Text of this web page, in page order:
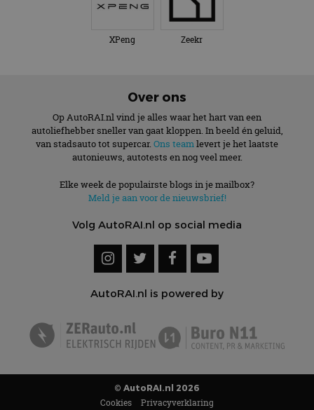
XPeng Zeekr
Over ons
Op AutoRAI.nl vind je alles waar het hart van een
autoliefhebber sneller van gaat kloppen. In beeld én geluid,
van stadsauto tot supercar. Ons teamlevert je het laatste
autonieuws, autotests en nog veel meer.
Elke week de populairste blogs in je mailbox?
Meld je aan voor de nieuwsbrief!
Volg AutoRAI.nl op social media
AutoRAI.nl is powered by
© AutoRAI.nl 2026
Cookies Privacyverklaring